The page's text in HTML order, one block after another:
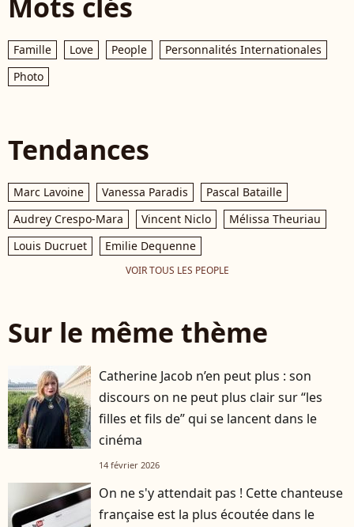
Famille Love People
Personnalités Internationales
Photo
Tendances
Marc Lavoine Vanessa Paradis
Pascal Bataille
Audrey Crespo-Mara
Vincent Niclo
Mélissa Theuriau
Louis Ducruet
Emilie Dequenne
VOIR TOUS LES PEOPLE
Sur le même thème
Catherine Jacob n’en peut plus : son
discours on ne peut plus clair sur “les
filles et fils de” qui se lancent dans le
cinéma
14 février 2026
On ne s'y attendait pas ! Cette chanteuse
française est la plus écoutée dans le